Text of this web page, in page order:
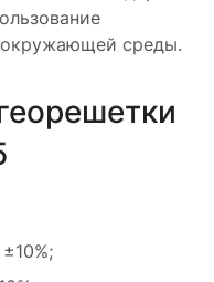
окружающей среды.